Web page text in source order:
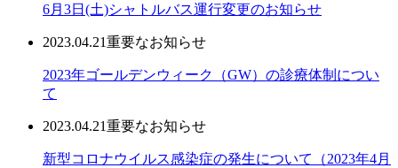
6月3日(土)シャトルバス運行変更のお知らせ
2023.04.21重要なお知らせ
2023年ゴールデンウィーク（GW）の診療体制につい
て
2023.04.21重要なお知らせ
新型コロナウイルス感染症の発生について（2023年4月